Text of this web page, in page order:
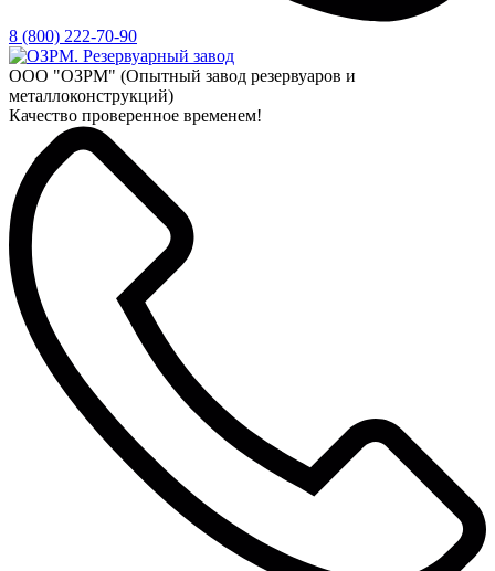
8 (800) 222-70-90
ООО "ОЗРМ" (Опытный завод резервуаров и
металлоконструкций)
Качество проверенное временем!